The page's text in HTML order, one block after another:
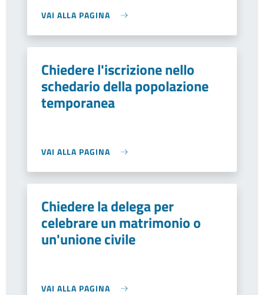
VAI ALLA PAGINA
Chiedere l'iscrizione nello
schedario della popolazione
temporanea
VAI ALLA PAGINA
Chiedere la delega per
celebrare un matrimonio o
un'unione civile
VAI ALLA PAGINA